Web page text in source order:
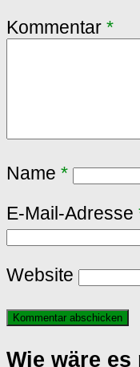
Kommentar *
Name *
E-Mail-Adresse
Website
Wie wäre